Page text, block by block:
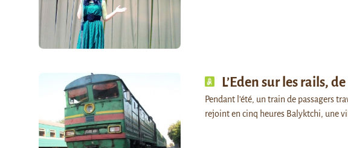
L’Eden sur les rails,
Pendant l’été, un train de passagers
rejoint en cinq heures Balyktchi, une